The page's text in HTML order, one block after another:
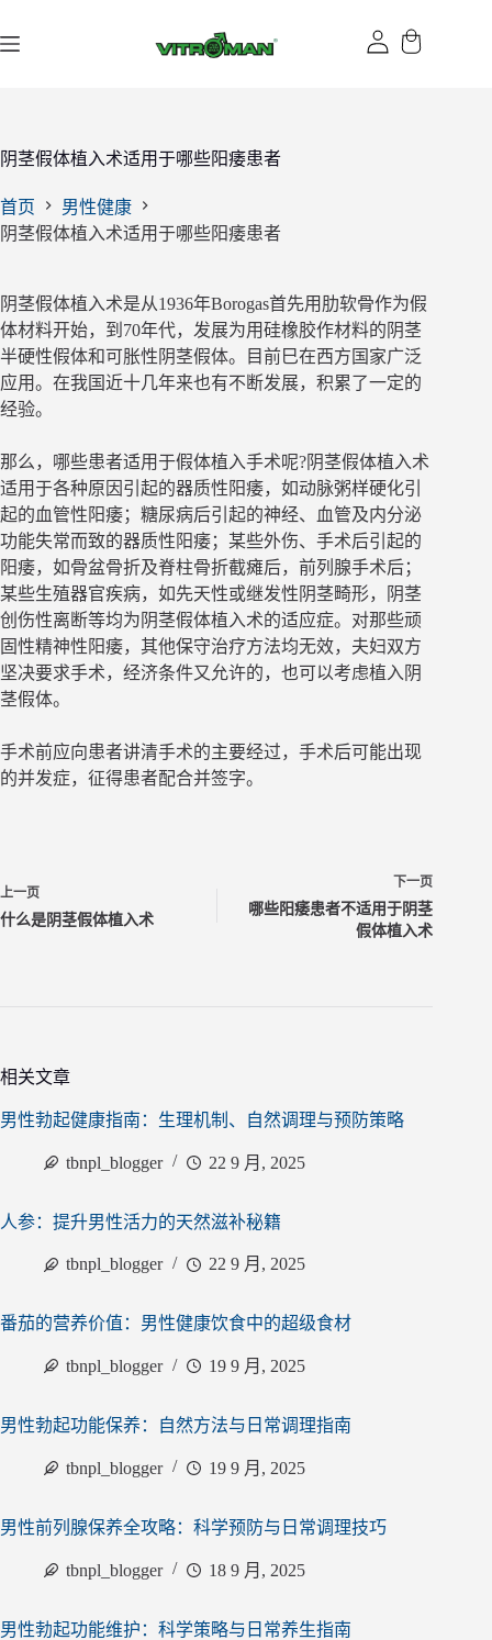
过
阴茎假体植入术适用于哪些阳痿患者
首页
男性健康
阴茎假体植入术适用于哪些阳痿患者
阴茎假体植入术是从1936年Borogas首先用肋软骨作为假
体材料开始，到70年代，发展为用硅橡胶作材料的阴茎
半硬性假体和可胀性阴茎假体。目前巳在西方国家广泛
应用。在我国近十几年来也有不断发展，积累了一定的
经验。
那么，哪些患者适用于假体植入手术呢?阴茎假体植入术
适用于各种原因引起的器质性阳痿，如动脉粥样硬化引
起的血管性阳痿；糖尿病后引起的神经、血管及内分泌
功能失常而致的器质性阳痿；某些外伤、手术后引起的
阳痿，如骨盆骨折及脊柱骨折截瘫后，前列腺手术后；
某些生殖器官疾病，如先天性或继发性阴茎畸形，阴茎
创伤性离断等均为阴茎假体植入术的适应症。对那些顽
固性精神性阳痿，其他保守治疗方法均无效，夫妇双方
坚决要求手术，经济条件又允许的，也可以考虑植入阴
茎假体。
手术前应向患者讲清手术的主要经过，手术后可能出现
的并发症，征得患者配合并签字。
上一页
什么是阴茎假体植入术
下一页
哪些阳痿患者不适用于阴茎
假体植入术
相关文章
男性勃起健康指南：生理机制、自然调理与预防策略
tbnpl_blogger 22 9 月, 2025
人参：提升男性活力的天然滋补秘籍
tbnpl_blogger 22 9 月, 2025
番茄的营养价值：男性健康饮食中的超级食材
tbnpl_blogger 19 9 月, 2025
男性勃起功能保养：自然方法与日常调理指南
tbnpl_blogger 19 9 月, 2025
男性前列腺保养全攻略：科学预防与日常调理技巧
tbnpl_blogger 18 9 月, 2025
男性勃起功能维护：科学策略与日常养生指南